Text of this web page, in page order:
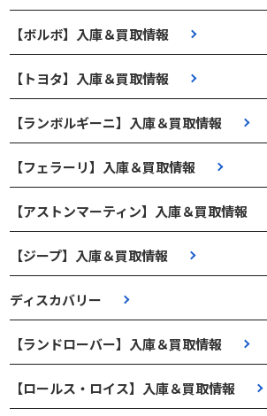
【ボルボ】入庫＆買取情報
【トヨタ】入庫＆買取情報
【ランボルギーニ】入庫＆買取情報
【フェラーリ】入庫＆買取情報
【アストンマーティン】入庫＆買取情報
【ジープ】入庫＆買取情報
ディスカバリー
【ランドローバー】入庫＆買取情報
【ロールス・ロイス】入庫＆買取情報